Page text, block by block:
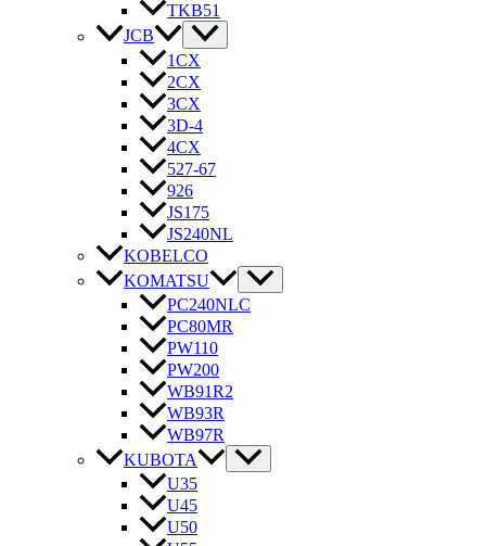
TKB51
JCB
1CX
2CX
3CX
3D-4
4CX
527-67
926
JS175
JS240NL
KOBELCO
KOMATSU
PC240NLC
PC80MR
PW110
PW200
WB91R2
WB93R
WB97R
KUBOTA
U35
U45
U50